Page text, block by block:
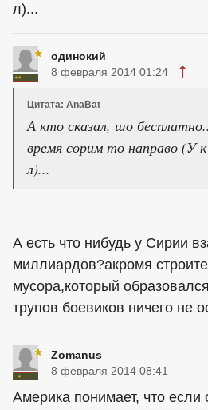
л)...
одинокий
8 февраля 2014 01:24
Цитата: AnaBat
А кто сказал, шо
время сорим то направо (У
л)...
А есть что нибудь у Сирии
миллиардов?акромя
мусора,который
трупов боевиков ничего не
Zomanus
8 февраля 2014 08:41
Америка понимает, что если